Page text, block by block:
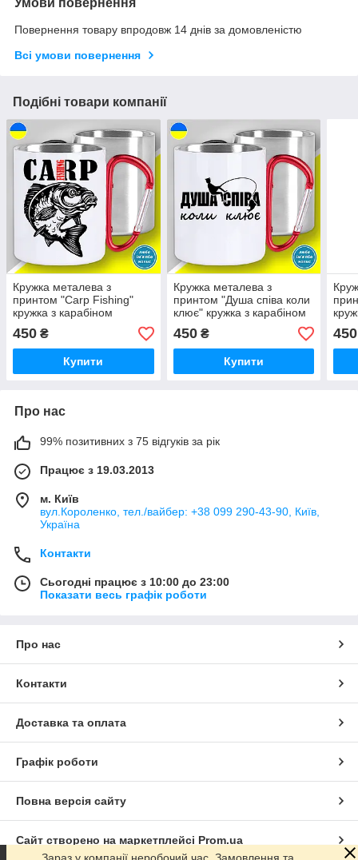
Умови повернення
Повернення товару впродовж 14 днів за домовленістю
Всі умови повернення
Подібні товари компанії
Кружка металева з
принтом "Carp Fishing"
кружка з карабіном
450 ₴
Купити
Кружка металева з
принтом "Душа співа коли
клює" кружка з карабіном
450₴
Купити
450
Про нас
99% позитивних з 75 відгуків за рік
Працює з 19.03.2013
м. Київ
вул.Короленко, тел./вайбер: +38 099 290-43-90, Київ,
Україна
Контакти
Сьогодні працює з 10:00 до 23:00
Показати весь графік роботи
Про нас
Контакти
Доставка та оплата
Графік роботи
Повна версія сайту
Сайт створено на маркетплейсі Prom.ua